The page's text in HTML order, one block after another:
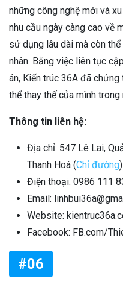
những công nghệ mới và
nhu cầu ngày càng cao về
sử dụng lâu dài mà còn
nhân. Bằng việc liên tục
án, Kiến trúc 36A đã
thể thay thế của mình
Thông tin liên hệ:
Địa chỉ: 547 Lê Lai,
Thanh Hoá (Chỉ đường)
Điện thoại: 0986 111
Email:
Website:
Facebook: FB.com/
#06